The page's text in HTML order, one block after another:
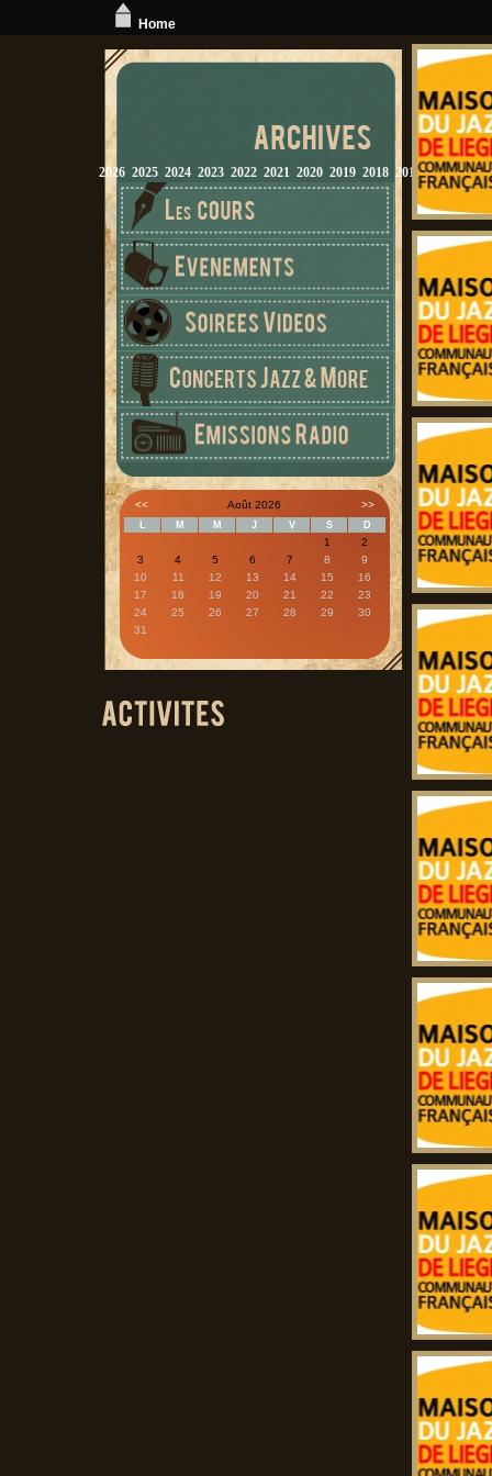
2026 2025 2024 2023 2022 2021 2020 2019 2018 2017 2016 2015
<< Août 2026 >>
L M M J V S D
1
2
3
4 5 6 7 8
9
10
11 12 13 14 15
16
17
18 19 20 21 22
23
24
25 26 27 28 29
30
31
Home